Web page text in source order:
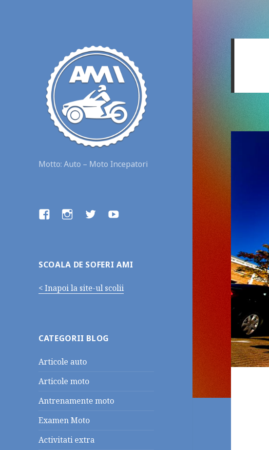
Motto: Auto – Moto Incepatori
facebookinstagramtwitteryoutube
SCOALA DE SOFERI AMI
< Inapoi la site-ul scolii
CATEGORII BLOG
Articole auto
Articole moto
Antrenamente moto
Examen Moto
Activitati extra